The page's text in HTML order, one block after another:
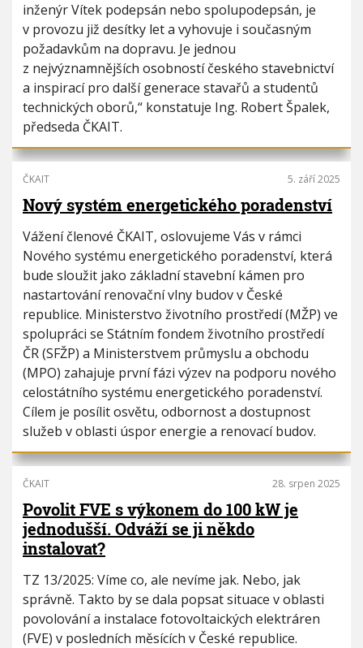
inženýr Vítek podepsán nebo spolupodepsán, je
v provozu již desítky let a vyhovuje i současným
požadavkům na dopravu. Je jednou
z nejvýznamnějších osobností českého stavebnictví
a inspirací pro další generace stavařů a studentů
technických oborů,“ konstatuje Ing. Robert Špalek,
předseda ČKAIT.
ČKAIT 5. září 2025
Nový systém energetického poradenství
Vážení členové ČKAIT, oslovujeme Vás v rámci
Nového systému energetického poradenství, která
bude sloužit jako základní stavební kámen pro
nastartování renovační vlny budov v České
republice. Ministerstvo životního prostředí (MŽP) ve
spolupráci se Státním fondem životního prostředí
ČR (SFŽP) a Ministerstvem průmyslu a obchodu
(MPO) zahajuje první fázi výzev na podporu nového
celostátního systému energetického poradenství.
Cílem je posílit osvětu, odbornost a dostupnost
služeb v oblasti úspor energie a renovací budov.
ČKAIT 28. srpen 2025
Povolit FVE s výkonem do 100 kW je
jednodušší. Odváží se ji někdo
instalovat?
TZ 13/2025: Víme co, ale nevíme jak. Nebo, jak
správně. Takto by se dala popsat situace v oblasti
povolování a instalace fotovoltaických elektráren
(FVE) v posledních měsících v České republice.